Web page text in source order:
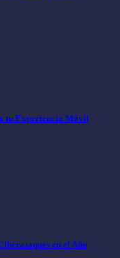
tu Experiencia Móvil
en el Año